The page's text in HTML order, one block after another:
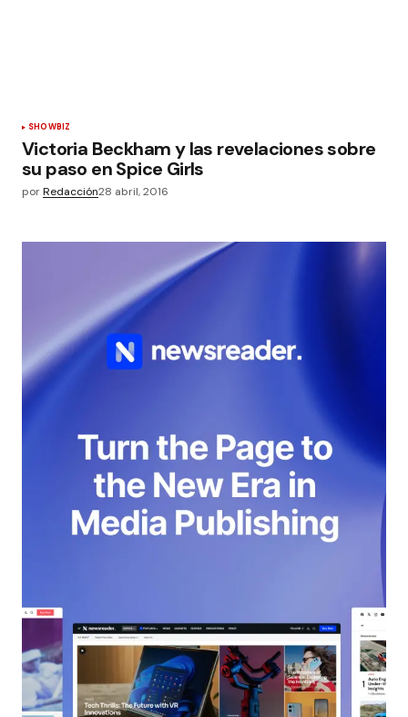
SHOWBIZ
Victoria Beckham y las revelaciones sobre
su paso en Spice Girls
porRedacción28 abril, 2016